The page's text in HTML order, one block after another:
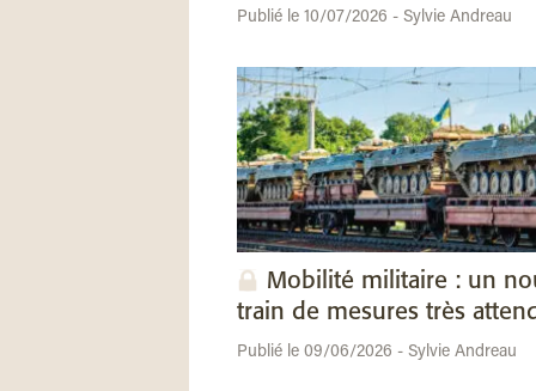
Publié le 10/07/2026 - Sylvie Andreau
Mobilité militaire : un
train de mesures très
Publié le 09/06/2026 - Sylvie Andreau